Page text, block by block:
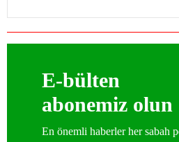
E-bülten
abonemiz olun
En önemli haberler her sabah